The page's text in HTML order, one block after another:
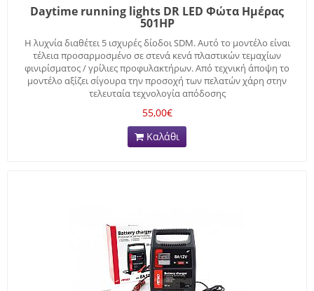
Daytime running lights DR LED Φώτα Ημέρας
501HP
Η λυχνία διαθέτει 5 ισχυρές δίοδοι SDM. Αυτό το μοντέλο είναι
τέλεια προσαρμοσμένο σε στενά κενά πλαστικών τεμαχίων
φινιρίσματος / γρίλιες προφυλακτήρων. Από τεχνική άποψη το
μοντέλο αξίζει σίγουρα την προσοχή των πελατών χάρη στην
τελευταία τεχνολογία απόδοσης
55,00€
Καλάθι